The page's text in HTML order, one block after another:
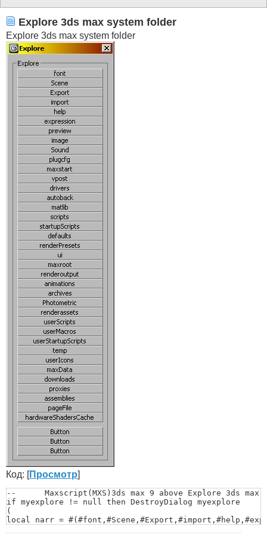
		)
	)
)
Explore 3ds max system folder
Explore 3ds max system folder
Код: [Просмотр]
--	Maxscript(MXS)3ds max 9 above Explore 3ds max system folder by JiSt
if myexplore != null then DestroyDialog myexplore
(
local narr =